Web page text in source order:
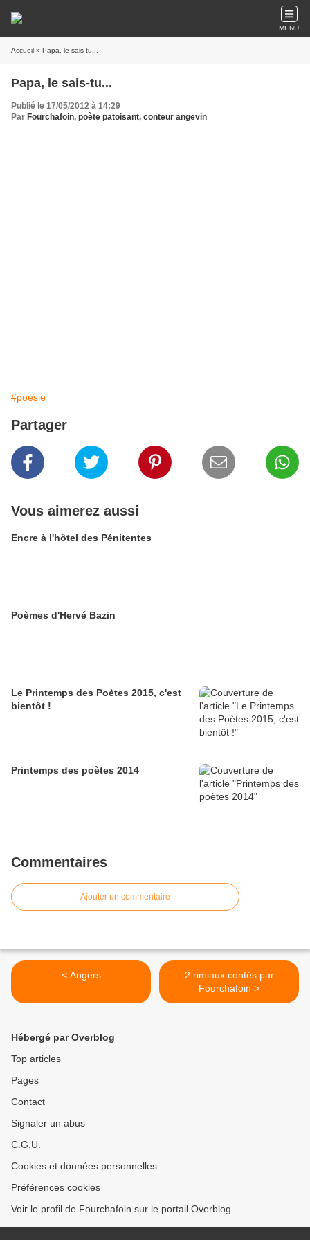
MENU
Accueil » Papa, le sais-tu...
Papa, le sais-tu...
Publié le 17/05/2012 à 14:29
Par Fourchafoin, poète patoisant, conteur angevin
#poésie
Partager
Vous aimerez aussi
Encre à l'hôtel des Pénitentes
Poèmes d'Hervé Bazin
Le Printemps des Poètes 2015, c'est
bientôt !
Printemps des poètes 2014
Commentaires
Ajouter un commentaire
< Angers
2 rimiaux contés par
Fourchafoin >
Hébergé par Overblog
Top articles
Pages
Contact
Signaler un abus
C.G.U.
Cookies et données personnelles
Préférences cookies
Voir le profil de Fourchafoin sur le portail Overblog